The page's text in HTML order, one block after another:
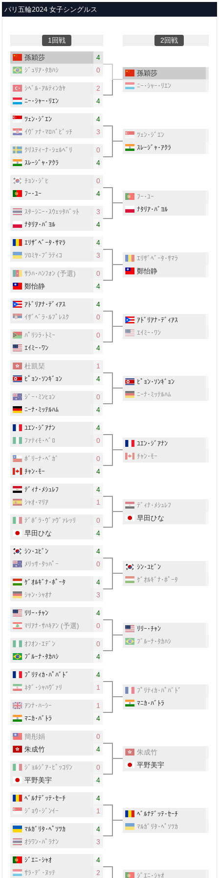
メインコンテンツへスキップ
パリ五輪2024 女子シングルス
1回戦 2回戦
孫穎莎
4
ｼﾞｭﾘｱ･ﾀｶﾊｼ
0
ｼﾍﾞﾙ･ｱﾙﾃｨﾝｶﾔ
2
ﾆｰ･ｼｬｰ･ﾘｴﾝ
4
ﾂｪﾝ･ｼﾞｴﾝ
4
ｲｳﾞｧﾅ･ﾏﾛﾊﾞﾋﾞｯﾁ
3
ｸﾘｽﾃｨｰﾅ･ｼｪﾙﾍﾞﾘ
0
ｽﾚｰｼﾞｬ･ｱｸﾗ
4
ﾁｮﾝ･ｼﾞﾋ
0
ﾌｰ･ﾕｰ
4
ｽﾀｰｼﾆｰ･ｽｳｪｯﾀﾊﾞｯﾄ
3
ﾅﾀﾘｱ･ﾊﾞﾖﾙ
4
ｴﾘｻﾞﾍﾞｰﾀ･ｻﾏﾗ
4
ｿﾛﾐﾔ･ﾌﾞﾗﾃｨｺ
3
ｻﾗﾊ･ﾊﾝﾌｫﾝ(予選)
0
鄭怡静
4
ｱﾄﾞﾘｱﾅ･ﾃﾞｨｱｽ
4
ｲｻﾞﾍﾞﾗ･ﾙﾌﾟﾚｽｸ
0
ﾊﾟﾘｼﾗ･ﾄﾐｰ
0
ｴｲﾐｰ･ﾜﾝ
4
杜凱琹
1
ﾋﾟｮﾝ･ｿﾝｷﾞｮﾝ
4
ｼﾞｰ･ﾐﾝﾋｮﾝ
0
ﾆｰﾅ･ﾐｯﾃﾙﾊﾑ
4
ﾕｴﾝ･ｼﾞｱﾅﾝ
4
ﾌｧﾃｨﾓ･ﾍﾞﾛ
0
ﾎﾞﾘｰﾅ･ﾍﾞｶﾞ
0
ﾁｬﾝ･ﾓｰ
4
ﾃﾞｨﾅ･ﾒｼｭﾚﾌ
4
ｼｬｵ･ﾏﾘｱ
1
ﾃﾞﾎﾞﾗ･ｳﾞｧｳﾞｧﾚｯﾘ
0
早田ひな
4
ｼﾝ･ﾕﾋﾞﾝ
4
ﾒﾘｯｻ･ﾀｯﾊﾟｰ
0
ｹﾞｵﾙｷﾞﾅ･ﾎﾟｰﾀ
4
ｼｬﾝ･ｼｬｵﾅ
3
ﾘﾘｰ･ﾁｬﾝ
4
ﾏﾘｱﾅ･ｻﾊｷｱﾝ(予選) 0
ｵﾌｵﾝ･ｴﾃﾞﾝ
0
ﾌﾞﾙｰﾅ･ﾀｶﾊｼ
4
ﾌﾟﾘﾃｨｶ･ﾊﾟﾊﾞﾄﾞ
4
ﾈﾀﾞ･ｼｬﾊｳﾞｧﾘ
1
ｱﾝﾅ･ﾊｰｼｰ
1
ﾏﾆｶ･ﾊﾞﾄﾗ
4
簡彤娟
0
朱成竹
4
ｼﾞｮﾙｼﾞｱ･ﾋﾟｯｺﾘﾝ
0
平野美宇
4
ﾍﾞﾙﾅﾃﾞｯﾃ･ｾｰﾁ
4
ｼﾞｮｳ･ｼﾞﾝｲｰ
1
ﾏﾙｶﾞﾘﾀ･ﾍﾟｿﾂｶ
4
ｵﾗﾜﾝ･ﾊﾟﾗﾅﾝ
3
ｼﾞｴﾆ･ｼｬｵ
4
ｻﾗ･ﾃﾞ･ﾇｯﾃ
2
孫穎莎
ﾆｰ･ｼｬｰ･ﾘｴﾝ
ﾂｪﾝ･ｼﾞｴﾝ
ｽﾚｰｼﾞｬ･ｱｸﾗ
ﾌｰ･ﾕｰ
ﾅﾀﾘｱ･ﾊﾞﾖﾙ
ｴﾘｻﾞﾍﾞｰﾀ･ｻﾏﾗ
鄭怡静
ｱﾄﾞﾘｱﾅ･ﾃﾞｨｱｽ
ｴｲﾐｰ･ﾜﾝ
ﾋﾟｮﾝ･ｿﾝｷﾞｮﾝ
ﾆｰﾅ･ﾐｯﾃﾙﾊﾑ
ﾕｴﾝ･ｼﾞｱﾅﾝ
ﾁｬﾝ･ﾓｰ
ﾃﾞｨﾅ･ﾒｼｭﾚﾌ
早田ひな
ｼﾝ･ﾕﾋﾞﾝ
ｹﾞｵﾙｷﾞﾅ･ﾎﾟｰﾀ
ﾘﾘｰ･ﾁｬﾝ
ﾌﾞﾙｰﾅ･ﾀｶﾊｼ
ﾌﾟﾘﾃｨｶ･ﾊﾟﾊﾞﾄﾞ
ﾏﾆｶ･ﾊﾞﾄﾗ
朱成竹
平野美宇
ﾍﾞﾙﾅﾃﾞｯﾃ･ｾｰﾁ
ﾏﾙｶﾞﾘﾀ･ﾍﾟｿﾂｶ
ｼﾞｴﾆ･ｼｬｵ